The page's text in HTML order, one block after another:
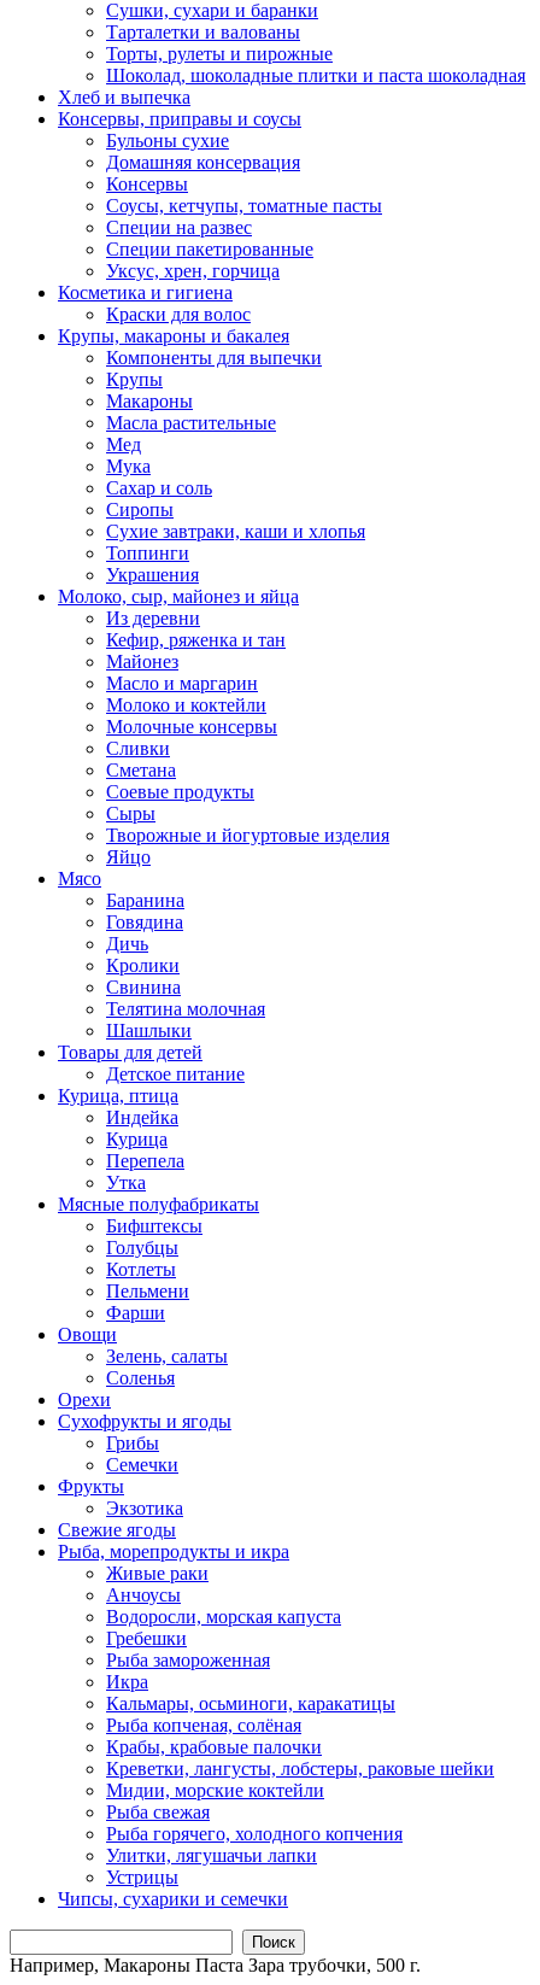
Сушки, сухари и баранки
Тарталетки и валованы
Торты, рулеты и пирожные
Шоколад, шоколадные плитки и паста шоколадная
Хлеб и выпечка
Консервы, приправы и соусы
Бульоны сухие
Домашняя консервация
Консервы
Соусы, кетчупы, томатные пасты
Специи на развес
Специи пакетированные
Уксус, хрен, горчица
Косметика и гигиена
Краски для волос
Крупы, макароны и бакалея
Компоненты для выпечки
Крупы
Макароны
Масла растительные
Мед
Мука
Сахар и соль
Сиропы
Сухие завтраки, каши и хлопья
Топпинги
Украшения
Молоко, сыр, майонез и яйца
Из деревни
Кефир, ряженка и тан
Майонез
Масло и маргарин
Молоко и коктейли
Молочные консервы
Сливки
Сметана
Соевые продукты
Сыры
Творожные и йогуртовые изделия
Яйцо
Мясо
Баранина
Говядина
Дичь
Кролики
Свинина
Телятина молочная
Шашлыки
Товары для детей
Детское питание
Курица, птица
Индейка
Курица
Перепела
Утка
Мясные полуфабрикаты
Бифштексы
Голубцы
Котлеты
Пельмени
Фарши
Овощи
Зелень, салаты
Соленья
Орехи
Сухофрукты и ягоды
Грибы
Семечки
Фрукты
Экзотика
Свежие ягоды
Рыба, морепродукты и икра
Живые раки
Анчоусы
Водоросли, морская капуста
Гребешки
Рыба замороженная
Икра
Кальмары, осьминоги, каракатицы
Рыба копченая, солёная
Крабы, крабовые палочки
Креветки, лангусты, лобстеры, раковые шейки
Мидии, морские коктейли
Рыба свежая
Рыба горячего, холодного копчения
Улитки, лягушачьи лапки
Устрицы
Чипсы, сухарики и семечки
Поиск
Например, Макароны Паста Зара трубочки, 500 г.